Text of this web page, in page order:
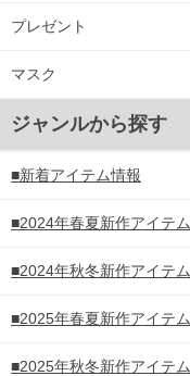
プレゼント
マスク
ジャンルから探す
■新着アイテム情報
■2024年春夏新作アイテム
■2024年秋冬新作アイテム
■2025年春夏新作アイテム
■2025年秋冬新作アイテム